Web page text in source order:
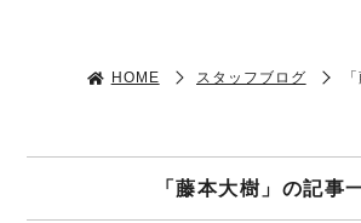
HOME スタッフブログ
「藤本大樹」の記事